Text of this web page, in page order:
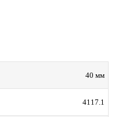
40 мм
4117.1